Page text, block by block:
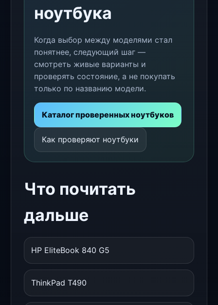
ноутбука
Когда выбор между моделями стал
понятнее, следующий шаг —
смотреть живые варианты и
проверять состояние, а не покупать
только по названию модели.
Каталог проверенных ноутбуков
Как проверяют ноутбуки
Что почитать
дальше
HP EliteBook 840 G5
ThinkPad T490